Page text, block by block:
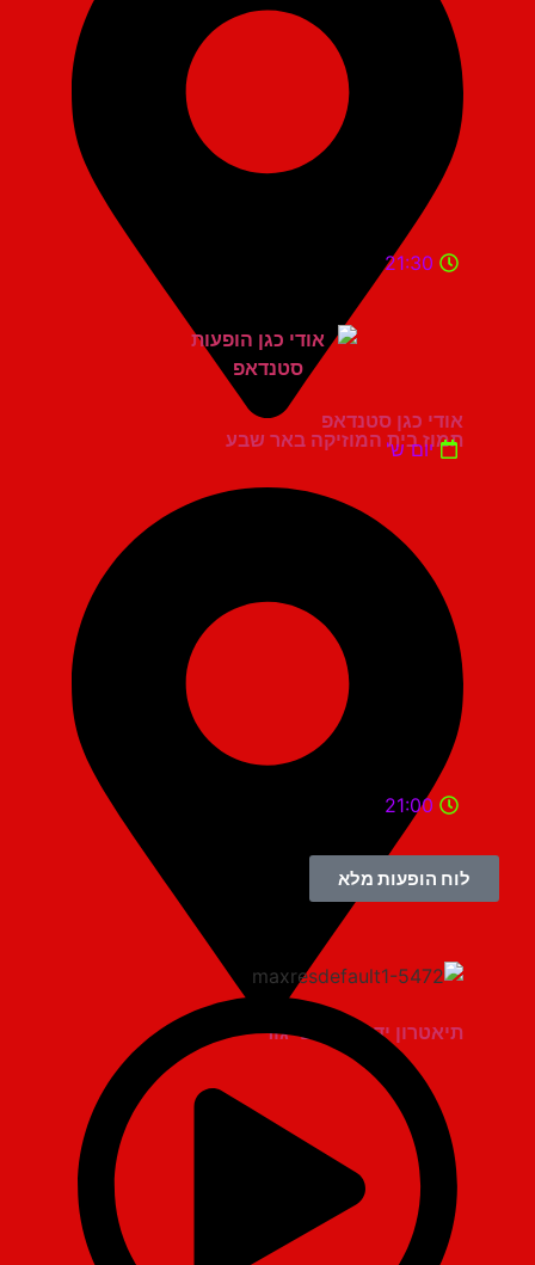
תמוז בית המוזיקה באר שבע
21:30
אודי כגן סטנדאפ
יום ש'
תיאטרון יד למגינים יגור
21:00
לוח הופעות מלא